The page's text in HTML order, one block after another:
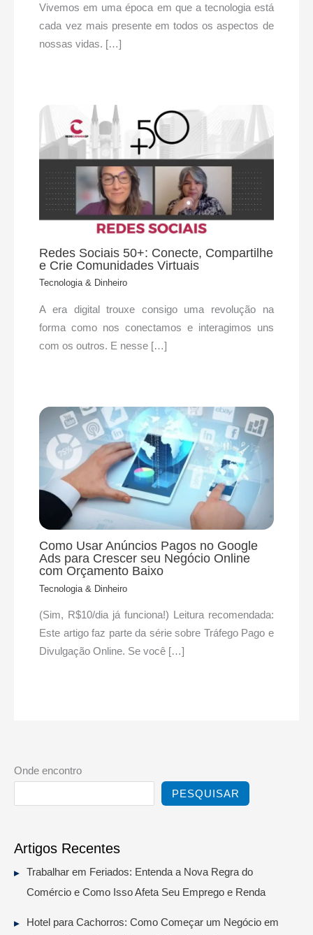
Vivemos em uma época em que a tecnologia está
cada vez mais presente em todos os aspectos de
nossas vidas. […]
Redes Sociais 50+: Conecte, Compartilhe
e Crie Comunidades Virtuais
Tecnologia & Dinheiro
A era digital trouxe consigo uma revolução na
forma como nos conectamos e interagimos uns
com os outros. E nesse […]
Como Usar Anúncios Pagos no Google
Ads para Crescer seu Negócio Online
com Orçamento Baixo
Tecnologia & Dinheiro
(Sim, R$10/dia já funciona!) Leitura recomendada:
Este artigo faz parte da série sobre Tráfego Pago e
Divulgação Online. Se você […]
Onde encontro
PESQUISAR
Artigos Recentes
Trabalhar em Feriados: Entenda a Nova Regra do
Comércio e Como Isso Afeta Seu Emprego e Renda
Hotel para Cachorros: Como Começar um Negócio em